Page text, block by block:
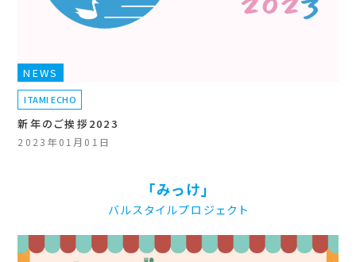
NEWS
ITAMI ECHO
新年のご挨拶2023
2023年01月01日
「みっけ」
バルスタイルプロジェクト